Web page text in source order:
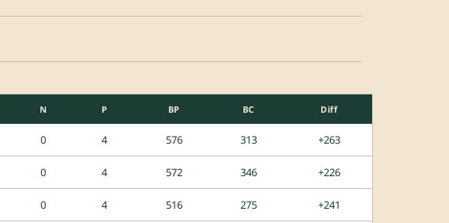
N P BP BC Diff
0 4 576 313 +263
0 4 572 346 +226
0 4 516 275 +241